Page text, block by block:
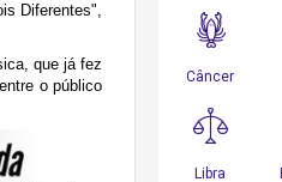
Diferentes",
que já fez
o público